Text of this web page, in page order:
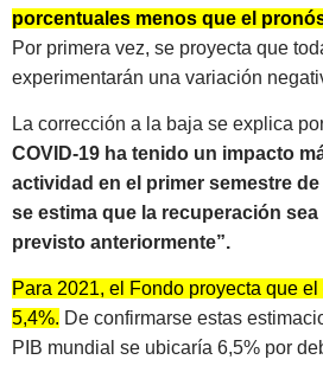
porcentuales menos que el
Por primera vez, se proyecta que
experimentarán una variación
La corrección a la baja se explica
COVID-19 ha tenido un impacto
actividad en el primer semestre
se estima que la recuperación
previsto anteriormente”.
Para 2021, el Fondo proyecta que
5,4%. De confirmarse estas
PIB mundial se ubicaría 6,5% por